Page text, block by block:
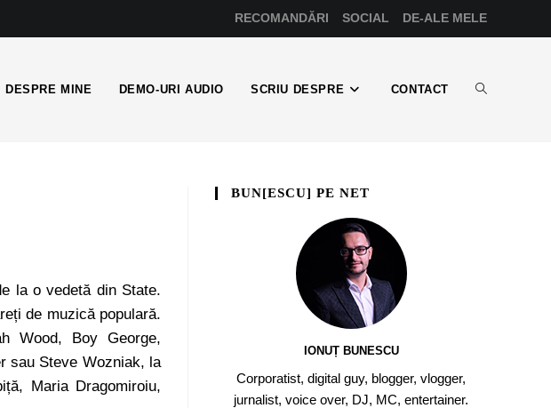
RECOMANDĂRI SOCIAL DE-ALE MELE
DESPRE MINE DEMO-URI AUDIO SCRIU DESPRE CONTACT
la o vedetă din State.
de muzică populară.
Wood, Boy George,
sau Steve Wozniak, la
Maria Dragomiroiu,
BUN[ESCU] PE NET
IONUȚ BUNESCU
Corporatist, digital guy, blogger, vlogger,
jurnalist, voice over, DJ, MC, entertainer.